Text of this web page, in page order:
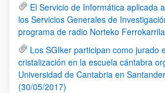
El Servicio de Informática aplicada
los Servicios Generales de
programa de radio Norteko
Los SGIker participan como jurado
cristalización en la escuela cántabra
Universidad de Cantabria en
(30/05/2017)